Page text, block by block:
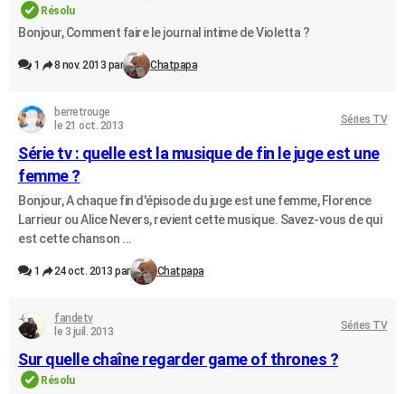
Résolu
Bonjour, Comment faire le journal intime de Violetta ?
1 8 nov. 2013 par Chatpapa
berretrouge
le 21 oct. 2013
Séries TV
Série tv : quelle est la musique de fin le juge est une
femme ?
Bonjour, A chaque fin d'épisode du juge est une femme, Florence
Larrieur ou Alice Nevers, revient cette musique. Savez-vous de qui
est cette chanson ...
1 24 oct. 2013 par Chatpapa
fandetv
le 3 juil. 2013
Séries TV
Sur quelle chaîne regarder game of thrones ?
Résolu